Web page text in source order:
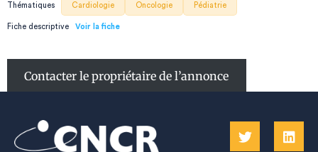
Thématiques Cardiologie Oncologie Pédiatrie
Fiche descriptive
Contacter le propriétaire de l’annonce